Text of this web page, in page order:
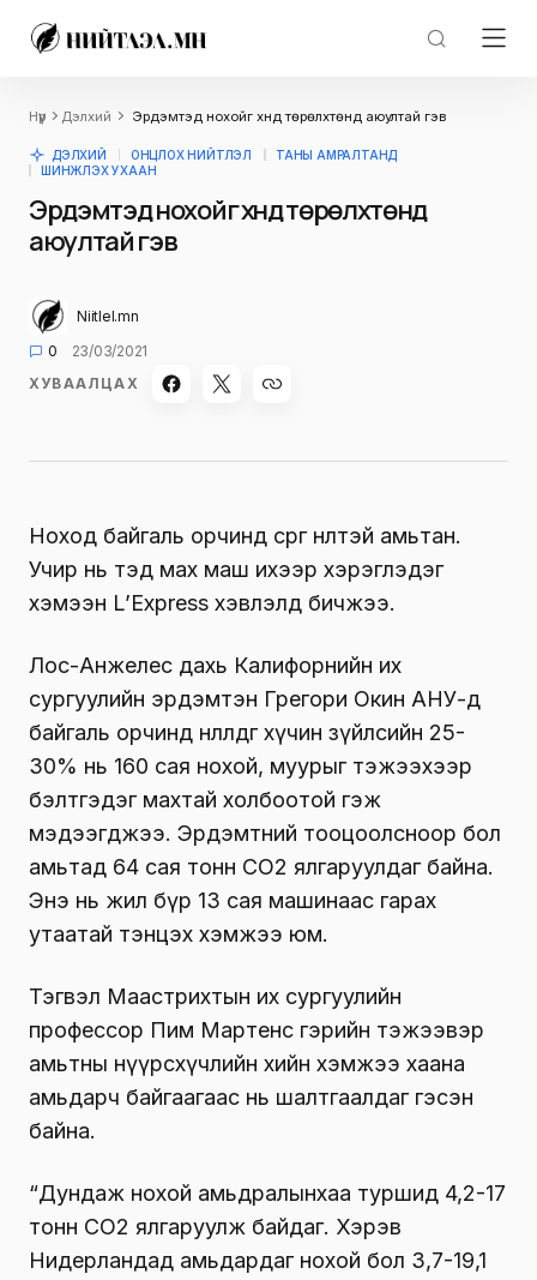
Нүүр Дэлхий Эрдэмтэд нохойг хүнд төрөлхтөнд аюултай гэв
ДЭЛХИЙ ОНЦЛОХ НИЙТЛЭЛ
ТАНЫ АМРАЛТАНД
ШИНЖЛЭХ УХААН
Эрдэмтэд нохойг хүнд төрөлхтөнд
аюултай гэв
Niitlel.mn
0
23/03/2021
ХУВААЛЦАХ
Ноход байгаль орчинд сөрөг нөлөөтэй амьтан.
Учир нь тэд мах маш ихээр хэрэглэдэг
хэмээн L’Express хэвлэлд бичжээ.
Лос-Анжелес дахь Калифорнийн их
сургуулийн эрдэмтэн Грегори Окин АНУ-д
байгаль орчинд нөлөөлдөг хүчин зүйлсийн 25-
30% нь 160 сая нохой, муурыг тэжээхээр
бэлтгэдэг махтай холбоотой гэж
мэдээгджээ. Эрдэмтний тооцоолсноор бол
амьтад 64 сая тонн СО2 ялгаруулдаг байна.
Энэ нь жил бүр 13 сая машинаас гарах
утаатай тэнцэх хэмжээ юм.
Тэгвэл Маастрихтын их сургуулийн
профессор Пим Мартенс гэрийн тэжээвэр
амьтны нүүрсхүчлийн хийн хэмжээ хаана
амьдарч байгаагаас нь шалтгаалдаг гэсэн
байна.
“Дундаж нохой амьдралынхаа туршид 4,2-17
тонн СО2 ялгаруулж байдаг. Хэрэв
Нидерландад амьдардаг нохой бол 3,7-19,1